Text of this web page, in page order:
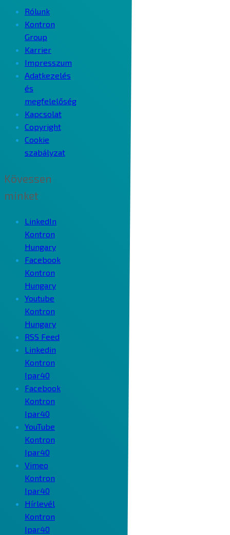
Rólunk
Kontron
Group
Karrier
Impresszum
Adatkezelés
és
megfelelőség
Kapcsolat
Copyright
Cookie
szabályzat
Kövessen
minket
LinkedIn
Kontron
Hungary
Facebook
Kontron
Hungary
Youtube
Kontron
Hungary
RSS Feed
Linkedin
Kontron
Ipar40
Facebook
Kontron
Ipar40
YouTube
Kontron
Ipar40
Vimeo
Kontron
Ipar40
Hírlevél
Kontron
Ipar40